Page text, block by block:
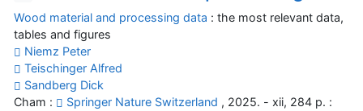
Wood material and processing data : the most relevant data,
tables and figures
Niemz Peter
Teischinger Alfred
Sandberg Dick
Cham :
Springer Nature Switzerland , 2025. - xii, 284 p. :